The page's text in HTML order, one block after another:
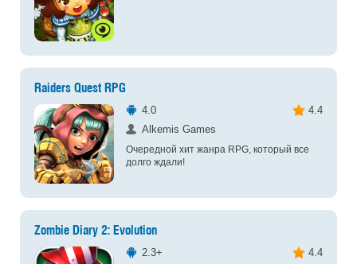
Raiders Quest RPG
4.0
4.4
Alkemis Games
Очередной хит жанра RPG, который все
долго ждали!
Zombie Diary 2: Evolution
2.3+
4.4